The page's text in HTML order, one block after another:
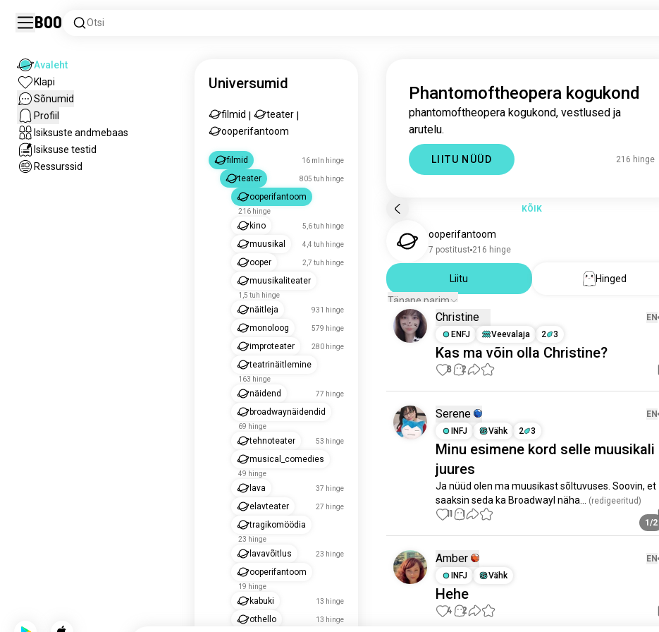
Boo Otsi
Avaleht
Klapi
Sõnumid
Profiil
Isiksuste andmebaas
Isiksuse testid
Ressurssid
Universumid
filmid teater
ooperifantoom
filmid 16 mln hinge
teater 805 tuh hinge
ooperifantoom
216 hinge
kino 5,6 tuh hinge
muusikal 4,4 tuh hinge
ooper 2,7 tuh hinge
muusikaliteater
1,5 tuh hinge
näitleja 931 hinge
monoloog 579 hinge
improteater 280 hinge
teatrinäitlemine
163 hinge
näidend 77 hinge
broadwaynäidendid
69 hinge
tehnoteater 53 hinge
musical_comedies
49 hinge
lava 37 hinge
elavteater 27 hinge
tragikomöödia
23 hinge
lavavõitlus 23 hinge
ooperifantoom
19 hinge
kabuki 13 hinge
othello 13 hinge
Phantomoftheopera kogukond
phantomoftheopera kogukond, vestlused ja
arutelu.
LIITU NÜÜD 216 hinge
KÕIK
ooperifantoom
7 postitust 216 hinge
Liitu
Hinged
Tänane parim
Christine EN
ENFJ
Veevalaja 2 3
Kas ma võin olla Christine?
8 2
Serene EN
INFJ
Vähk 2 3
Minu esimene kord selle muusikali
juures
Ja nüüd olen ma muusikast sõltuvuses. Soovin, et
saaksin seda ka Broadwayl näha...
(redigeeritud)
1/2
11 1
Amber EN
INFJ
Vähk
Hehe
4 2